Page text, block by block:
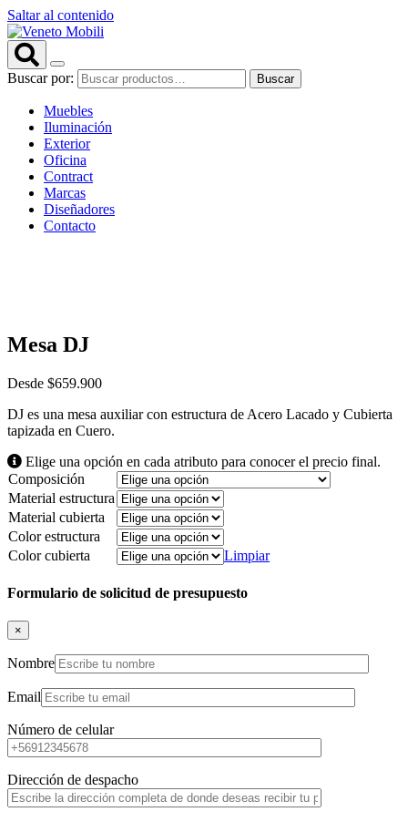
Saltar al contenido
Buscar por: Buscar
Muebles
Iluminación
Exterior
Oficina
Contract
Marcas
Diseñadores
Contacto
Mesa DJ
Desde $659.900
DJ es una mesa auxiliar con estructura de Acero Lacado y Cubierta
tapizada en Cuero.
Elige una opción en cada atributo para conocer el precio final.
Composición
Material estructura
Material cubierta
Color estructura
Color cubierta
Limpiar
Formulario de solicitud de presupuesto
×
Nombre
Email
Número de celular
Dirección de despacho